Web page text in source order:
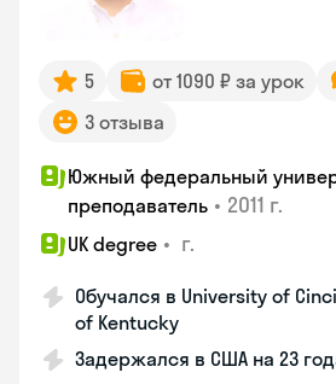
5 от 1090 ₽ за урок
3 отзыва
Южный федеральный
преподаватель • 2011 г.
UK degree • г.
Обучался в University of
of Kentucky
Задержался в США на 23